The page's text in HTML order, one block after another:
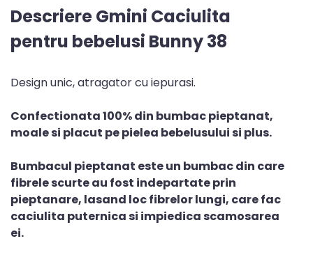
Descriere Gmini Caciulita
pentru bebelusi Bunny 38
Design unic, atragator cu iepurasi.
Confectionata 100% din bumbac pieptanat,
moale si placut pe pielea bebelusului si plus.
Bumbacul pieptanat este un bumbac din care
fibrele scurte au fost indepartate prin
pieptanare, lasand loc fibrelor lungi, care fac
caciulita puternica si impiedica scamosarea
ei.